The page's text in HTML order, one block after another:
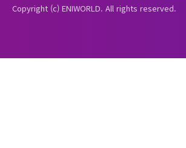
Copyright (c) ENIWORLD. All rights reserved.